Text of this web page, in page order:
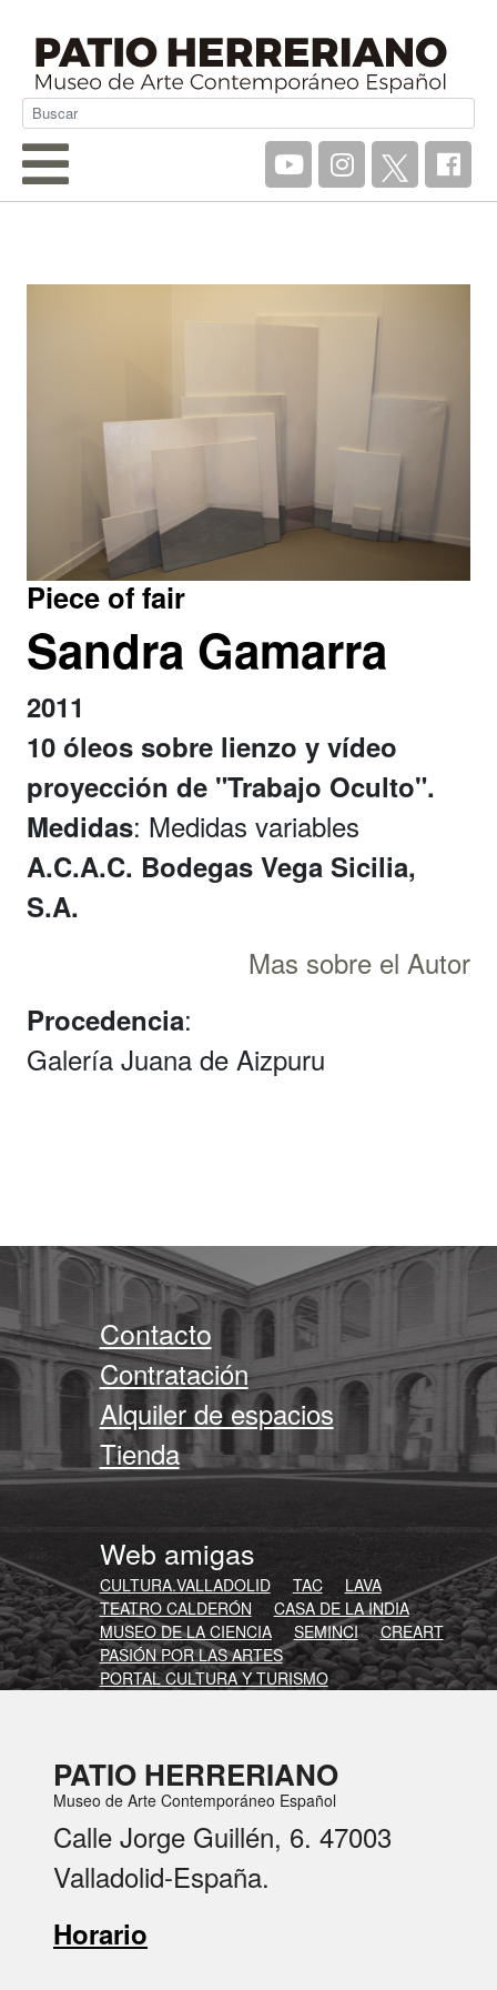
Piece of fair
Sandra Gamarra
2011
10 óleos sobre lienzo y vídeo
proyección de "Trabajo Oculto".
Medidas: Medidas variables
A.C.A.C. Bodegas Vega Sicilia,
S.A.
Mas sobre el Autor
Procedencia:
Galería Juana de Aizpuru
Contacto
Contratación
Alquiler de espacios
Tienda
Web amigas
CULTURA.VALLADOLID TAC
LAVA
TEATRO CALDERÓN
CASA DE LA INDIA
MUSEO DE LA CIENCIA
SEMINCI
CREART
PASIÓN POR LAS ARTES
PORTAL CULTURA Y TURISMO
PATIO HERRERIANO
Museo de Arte Contemporáneo Español
Calle Jorge Guillén, 6. 47003
Valladolid-España.
Horario